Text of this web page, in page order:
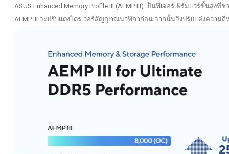
ASUS Enhanced Memory Profile III (AEMP III) เป็นฟีเจอร์เฟิร์มแวร์ขั้น
AEMP III จะปรับแต่งไดรเวอร์สัญญาณนาฬิกาก่อน จากนั้นจึงปรับแต่งความ